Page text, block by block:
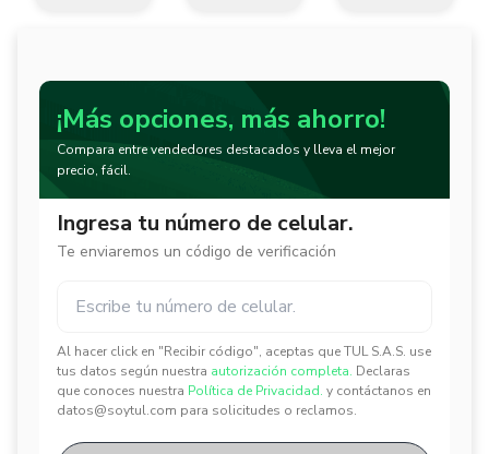
¡Más opciones, más ahorro!
Compara entre vendedores destacados y lleva el mejor
precio, fácil.
Ingresa tu número de celular.
Te enviaremos un código de verificación
Al hacer click en "Recibir código", aceptas que TUL S.A.S. use
tus datos según nuestra autorización completa. Declaras
que conoces nuestra Política de Privacidad. y contáctanos en
datos@soytul.com para solicitudes o reclamos.